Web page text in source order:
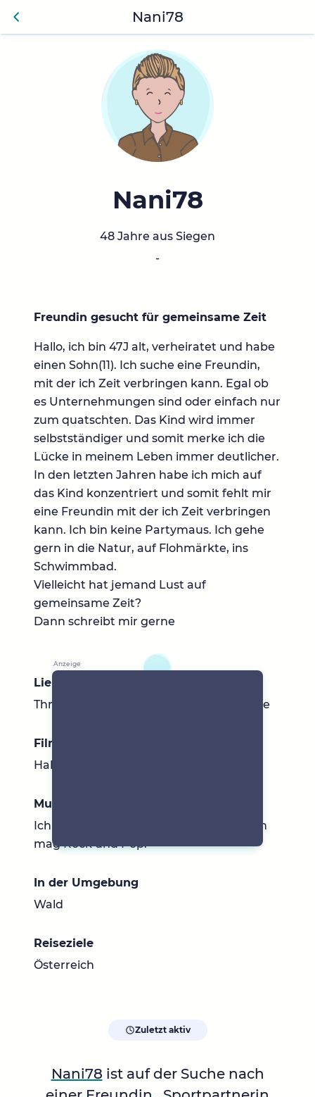
Zurü
Nani78
Nani78
48 Jahre aus Siegen
-
Freundin gesucht für gemeinsame Zeit
Hallo, ich bin 47J alt, verheiratet und habe
einen Sohn(11). Ich suche eine Freundin,
mit der ich Zeit verbringen kann. Egal ob
es Unternehmungen sind oder einfach nur
zum quatschten. Das Kind wird immer
selbstständiger und somit merke ich die
Lücke in meinem Leben immer deutlicher.
In den letzten Jahren habe ich mich auf
das Kind konzentriert und somit fehlt mir
eine Freundin mit der ich Zeit verbringen
kann. Ich bin keine Partymaus. Ich gehe
gern in die Natur, auf Flohmärkte, ins
Schwimmbad.
Vielleicht hat jemand Lust auf
gemeinsame Zeit?
Dann schreibt mir gerne
Lieblingsbücher
Thriller, Krimis oder auch lustige Romane
Filme & Serien
Habe ich nicht
Musik
Ich höre alles was in den Charts läuft. Ich
mag Rock und Pop.
In der Umgebung
Wald
Reiseziele
Österreich
Zuletzt aktiv
Nani78 ist auf der Suche nach